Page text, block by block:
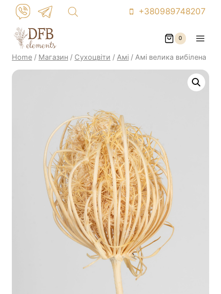
Skip
content
+380989748207
0
Home / Магазин / Сухоцвіти / Амі / Амі велика вибілена